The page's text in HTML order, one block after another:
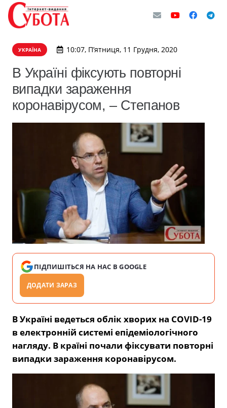
УКРАЇНА 10:07, П’ятниця, 11 Грудня, 2020
В Україні фіксують повторні
випадки зараження
коронавірусом, – Степанов
ПІДПИШІТЬСЯ НА НАС В GOOGLE
ДОДАТИ ЗАРАЗ
В Україні ведеться облік хворих на COVID-19
в електронній системі епідеміологічного
нагляду. В країні почали фіксувати повторні
випадки зараження коронавірусом.